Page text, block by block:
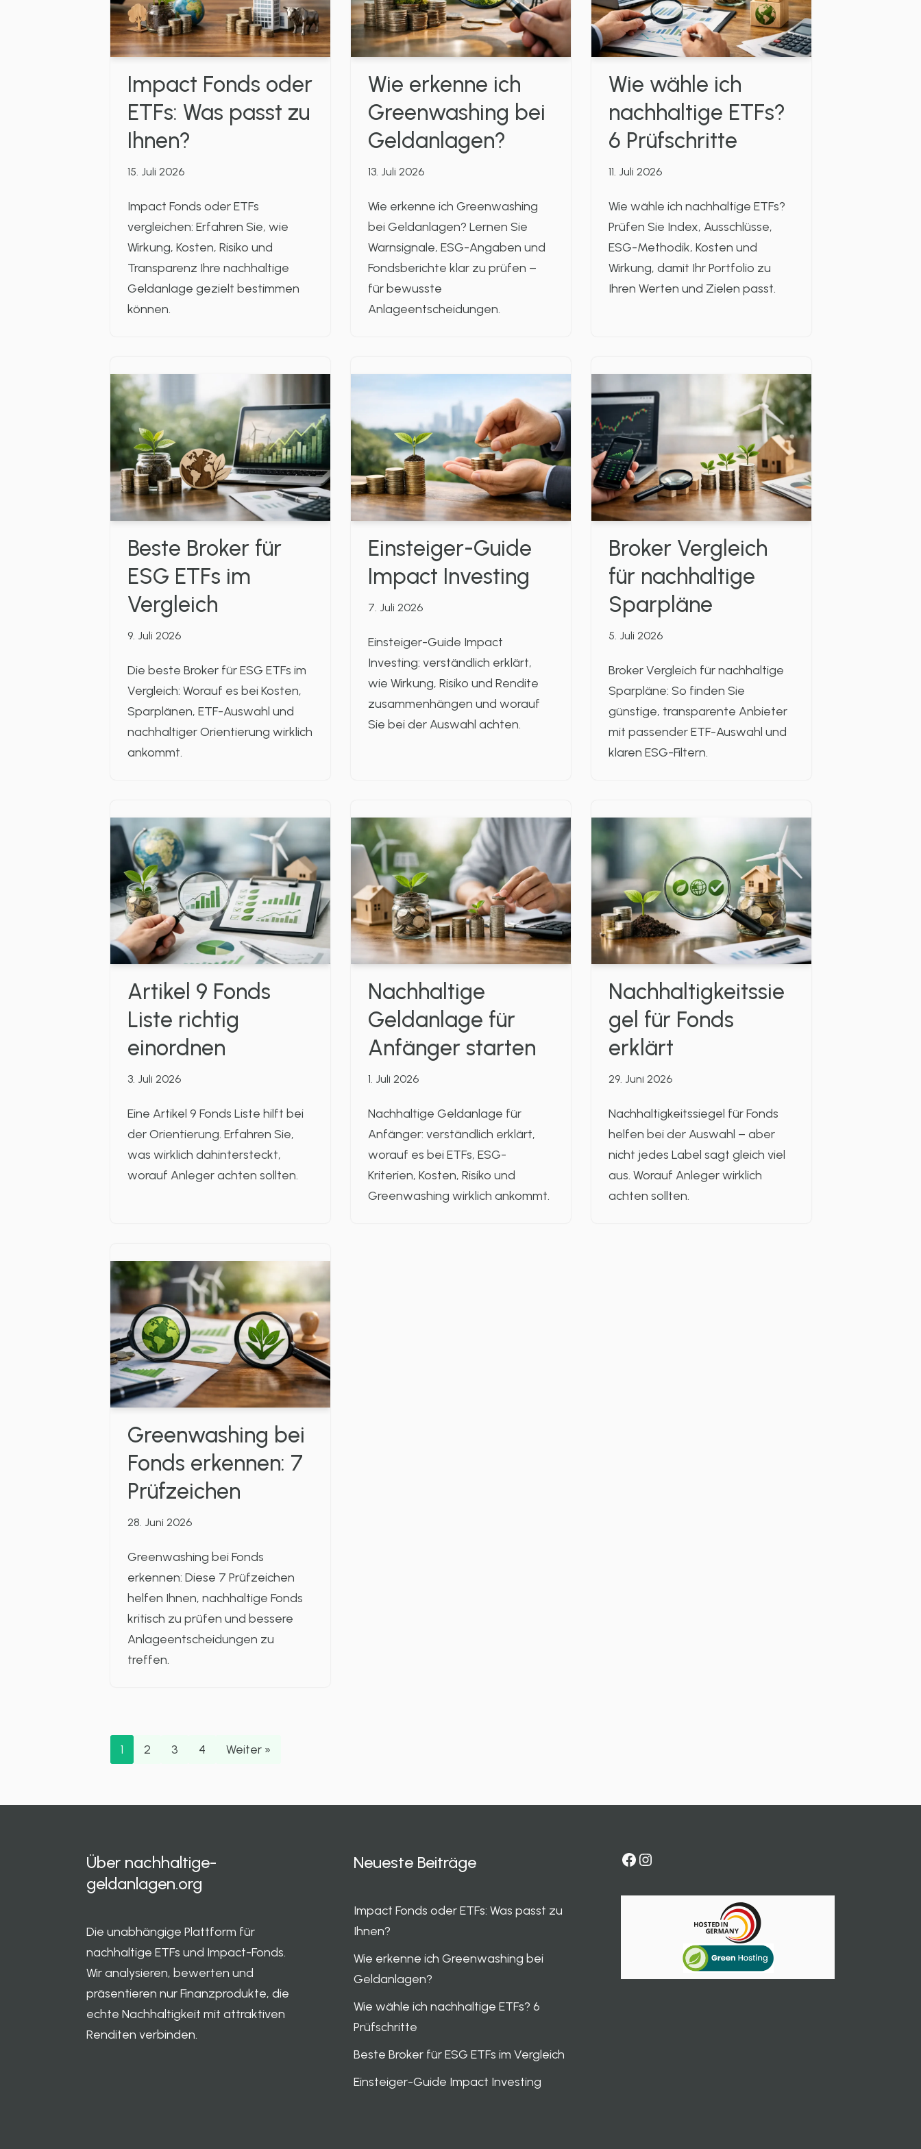
Impact Fonds oder
ETFs: Was passt zu
Ihnen?
15. Juli 2026
Impact Fonds oder ETFs
vergleichen: Erfahren Sie, wie
Wirkung, Kosten, Risiko und
Transparenz Ihre nachhaltige
Geldanlage gezielt bestimmen
können.
Wie erkenne ich
Greenwashing bei
Geldanlagen?
13. Juli 2026
Wie erkenne ich Greenwashing
bei Geldanlagen? Lernen Sie
Warnsignale, ESG-Angaben und
Fondsberichte klar zu prüfen –
für bewusste
Anlageentscheidungen.
Wie wähle ich
nachhaltige ETFs?
6 Prüfschritte
11. Juli 2026
Wie wähle ich nachhaltige ETFs?
Prüfen Sie Index, Ausschlüsse,
ESG-Methodik, Kosten und
Wirkung, damit Ihr Portfolio zu
Ihren Werten und Zielen passt.
Beste Broker für
ESG ETFs im
Vergleich
9. Juli 2026
Die beste Broker für ESG ETFs im
Vergleich: Worauf es bei Kosten,
Sparplänen, ETF-Auswahl und
nachhaltiger Orientierung wirklich
ankommt.
Einsteiger-Guide
Impact Investing
7. Juli 2026
Einsteiger-Guide Impact
Investing: verständlich erklärt,
wie Wirkung, Risiko und Rendite
zusammenhängen und worauf
Sie bei der Auswahl achten.
Broker Vergleich
für nachhaltige
Sparpläne
5. Juli 2026
Broker Vergleich für nachhaltige
Sparpläne: So finden Sie
günstige, transparente Anbieter
mit passender ETF-Auswahl und
klaren ESG-Filtern.
Artikel 9 Fonds
Liste richtig
einordnen
3. Juli 2026
Eine Artikel 9 Fonds Liste hilft bei
der Orientierung. Erfahren Sie,
was wirklich dahintersteckt,
worauf Anleger achten sollten.
Nachhaltige
Geldanlage für
Anfänger starten
1. Juli 2026
Nachhaltige Geldanlage für
Anfänger: verständlich erklärt,
worauf es bei ETFs, ESG-
Kriterien, Kosten, Risiko und
Greenwashing wirklich ankommt.
Nachhaltigkeitssie
gel für Fonds
erklärt
29. Juni 2026
Nachhaltigkeitssiegel für Fonds
helfen bei der Auswahl – aber
nicht jedes Label sagt gleich viel
aus. Worauf Anleger wirklich
achten sollten.
Greenwashing bei
Fonds erkennen: 7
Prüfzeichen
28. Juni 2026
Greenwashing bei Fonds
erkennen: Diese 7 Prüfzeichen
helfen Ihnen, nachhaltige Fonds
kritisch zu prüfen und bessere
Anlageentscheidungen zu
treffen.
1 2 3 4 Weiter »
Über nachhaltige-
geldanlagen.org
Die unabhängige Plattform für
nachhaltige ETFs und Impact-Fonds.
Wir analysieren, bewerten und
präsentieren nur Finanzprodukte, die
echte Nachhaltigkeit mit attraktiven
Renditen verbinden.
Neueste Beiträge
Impact Fonds oder ETFs: Was passt zu
Ihnen?
Wie erkenne ich Greenwashing bei
Geldanlagen?
Wie wähle ich nachhaltige ETFs? 6
Prüfschritte
Beste Broker für ESG ETFs im Vergleich
Einsteiger-Guide Impact Investing